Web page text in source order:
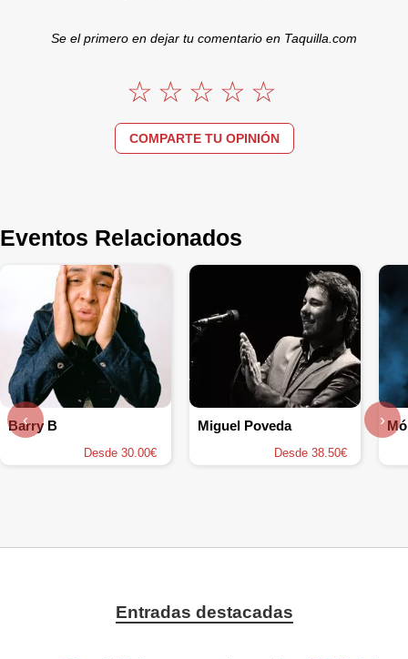
Se el primero en dejar tu comentario en Taquilla.com
COMPARTE TU OPINIÓN
Eventos Relacionados
Barry B
Desde 30.00€
Miguel Poveda
Desde 38.50€
‹ ›
Entradas destacadas